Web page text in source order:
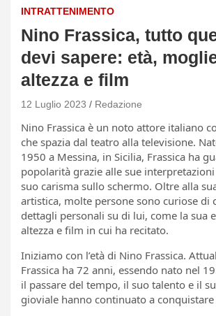
INTRATTENIMENTO
Nino Frassica, tutto
devi sapere: età,
altezza e film
12 Luglio 2023 Redazione
Nino Frassica è un noto attore italiano
che spazia dal teatro alla televisione.
1950 a Messina, in Sicilia, Frassica ha
popolarità grazie alle sue
suo carisma sullo schermo. Oltre alla
artistica, molte persone sono curiose di
dettagli personali su di lui, come la sua
altezza e film in cui ha recitato.
Iniziamo con l’età di Nino Frassica.
Frassica ha 72 anni, essendo nato nel
il passare del tempo, il suo talento e il
gioviale hanno continuato a